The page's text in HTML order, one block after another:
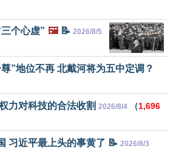
个心虚” 🖼️📝 2026/8/5
”地位不再 北戴河将为五中定调？
力对科技的合法收割 2026/8/4 （1,696
习近平最上头的事黄了 📝 2026/8/3